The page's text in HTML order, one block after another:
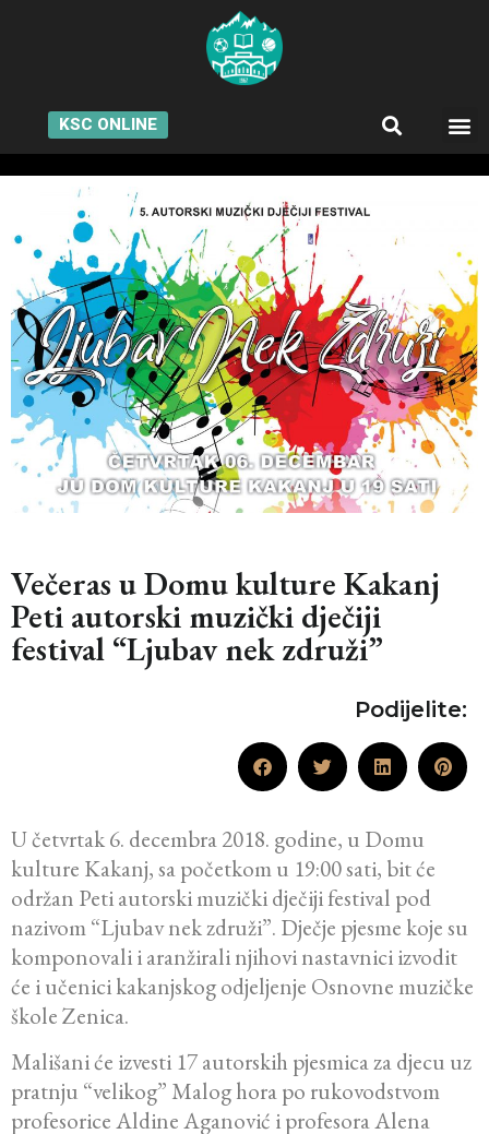
KSC ONLINE
Večeras u Domu kulture Kakanj
Peti autorski muzički dječiji
festival “Ljubav nek združi”
Podijelite:
U četvrtak 6. decembra 2018. godine, u Domu
kulture Kakanj, sa početkom u 19:00 sati, bit će
održan Peti autorski muzički dječiji festival pod
nazivom “Ljubav nek združi”. Dječje pjesme koje su
komponovali i aranžirali njihovi nastavnici izvodit
će i učenici kakanjskog odjeljenje Osnovne muzičke
škole Zenica.
Mališani će izvesti 17 autorskih pjesmica za djecu uz
pratnju “velikog” Malog hora po rukovodstvom
profesorice Aldine Aganović i profesora Alena